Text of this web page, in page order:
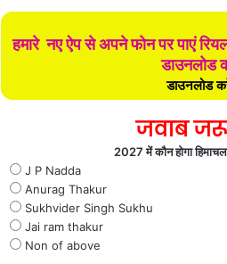
हमारे नए ऐप से अपने फोन पर पाएं
डाउनलोड
डाउनलोड
जवाब
2027 में कौन होगा
J P Nadda
Anurag Thakur
Sukhvider Singh Sukhu
Jai ram thakur
Non of above